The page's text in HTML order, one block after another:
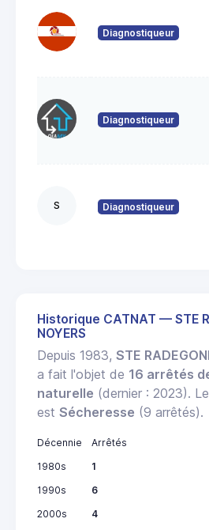
Diagnostiqueur
Diagnostiqueur
S Diagnostiqueur
Historique CATNAT — STE
NOYERS
Depuis 1983, STE
a fait l'objet de 16 arrêtés
naturelle (dernier : 2023).
est Sécheresse (9 arrêtés).
Décennie
Arrêtés
1980s
1
1990s
6
2000s
4